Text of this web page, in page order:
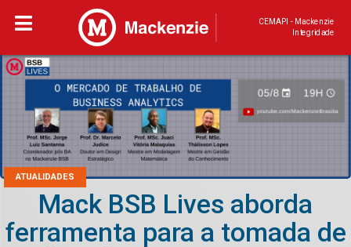
CEMAPI - Mackenzie
Integridade
ATUALIDADES
Mack BSB Lives aborda
ferramenta para a tomada de